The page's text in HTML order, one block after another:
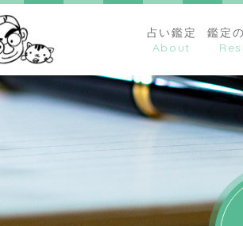
占い鑑定 鑑定